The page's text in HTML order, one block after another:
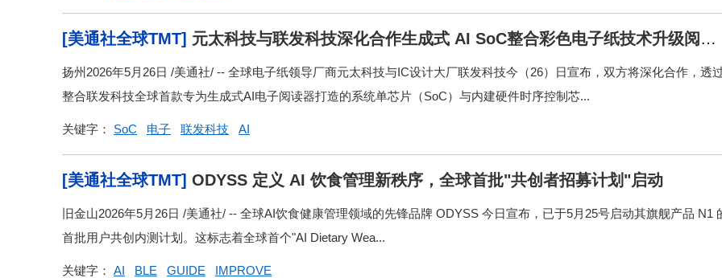
[美通社全球TMT] 元太科技与联发科技深化合作生成式 AI SoC整合彩色电子纸技术升级阅读
体验 锁定彩色教育与阅读市场
扬州2026年5月26日 /美通社/ -- 全球电子纸领导厂商元太科技与IC设计大厂联发科技今（26）日宣布，双方将深化合作，透
整合联发科技全球首款专为生成式AI电子阅读器打造的系统单芯片（SoC）与内建硬件时序控制芯...
关键字： SoC 电子 联发科技 AI
[美通社全球TMT] ODYSS 定义 AI 饮食管理新秩序，全球首批"共创者招募计划"启动
旧金山2026年5月26日 /美通社/ -- 全球AI饮食健康管理领域的先锋品牌 ODYSS 今日宣布，已于5月25号启动其旗舰产品 N1
首批用户共创内测计划。这标志着全球首个"AI Dietary Wea...
关键字： AI BLE GUIDE IMPROVE